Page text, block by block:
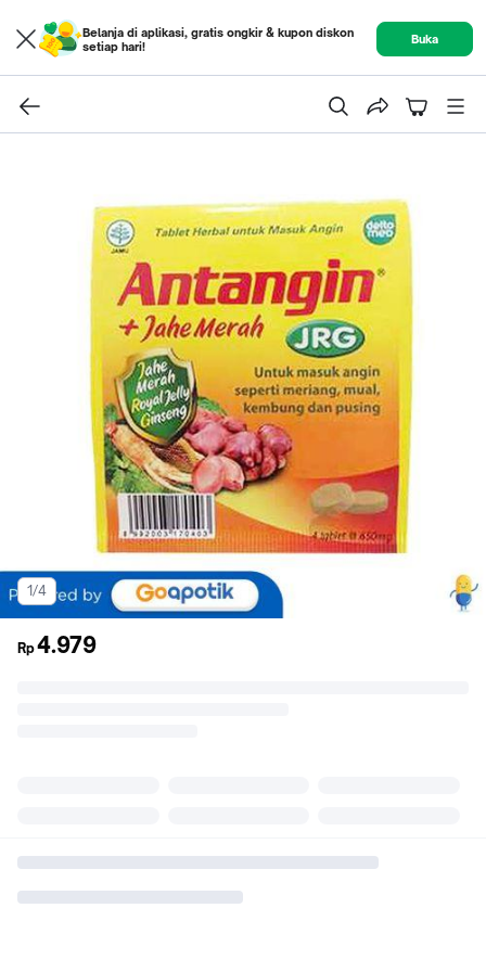
Belanja di aplikasi, gratis ongkir & kupon diskon
setiap hari!
Buka
1/4
Rp4.979